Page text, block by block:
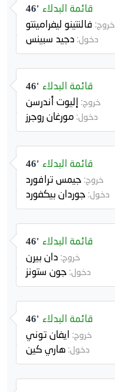
46' قائمة البدلاء
خروج: فالنتينو ليفرامينتو
دخول:دجيد سبينس
46' قائمة البدلاء
خروج: إليوت أندرسن
دخول: مورغان روجرز
46' قائمة البدلاء
خروج: جيمس ترافورد
دخول: جوردان بيكفورد
46' قائمة البدلاء
خروج:دان بيرن
دخول: جون ستونز
46' قائمة البدلاء
خروج: ايفان توني
دخول:هاري كين